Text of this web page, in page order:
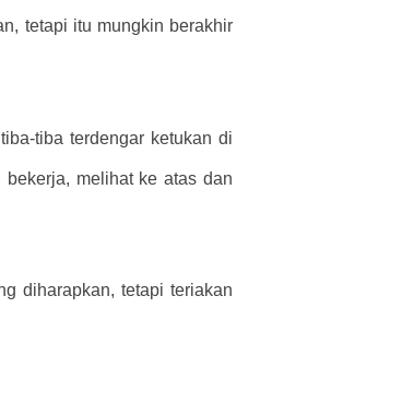
tetapi itu mungkin berakhir
tiba terdengar ketukan di
melihat ke atas dan
diharapkan, tetapi teriakan